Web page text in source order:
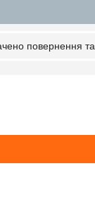
повернення та